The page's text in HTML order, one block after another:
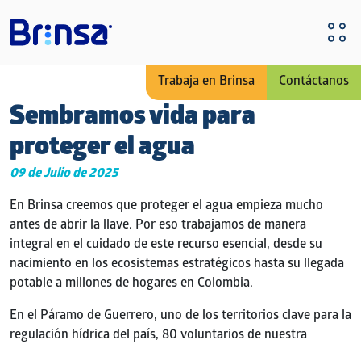
Trabaja en Brinsa Contáctanos
Sembramos vida para
proteger el agua
09 de Julio de 2025
En Brinsa creemos que proteger el agua empieza mucho
antes de abrir la llave. Por eso trabajamos de manera
integral en el cuidado de este recurso esencial, desde su
nacimiento en los ecosistemas estratégicos hasta su llegada
potable a millones de hogares en Colombia.
En el Páramo de Guerrero, uno de los territorios clave para la
regulación hídrica del país, 80 voluntarios de nuestra